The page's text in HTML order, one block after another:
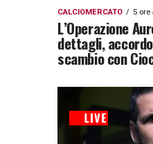
CALCIOMERCATO 5 ore
L’Operazione
dettagli,
scambio con